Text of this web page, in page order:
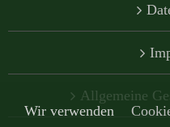
Allgemeine
Wir verwenden